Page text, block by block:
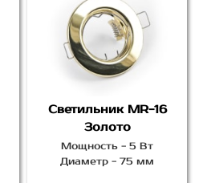
Светильник MR-16
Золото
Мощность - 5 Вт
Диаметр - 75 мм